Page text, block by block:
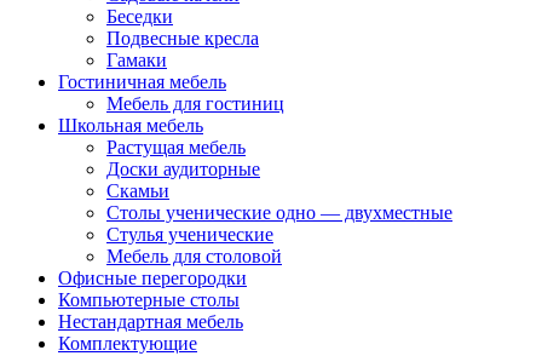
Беседки
Подвесные кресла
Гамаки
Гостиничная мебель
Мебель для гостиниц
Школьная мебель
Растущая мебель
Доски аудиторные
Скамьи
Столы ученические одно — двухместные
Стулья ученические
Мебель для столовой
Офисные перегородки
Компьютерные столы
Нестандартная мебель
Комплектующие